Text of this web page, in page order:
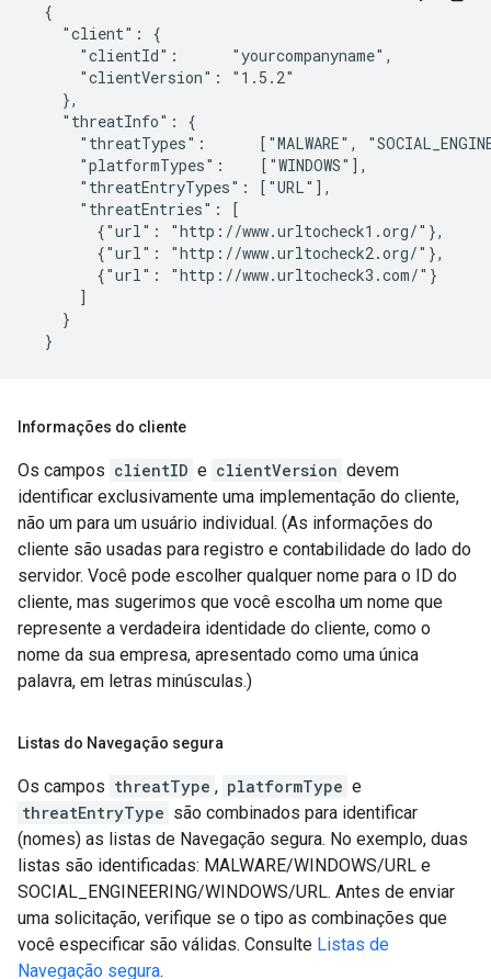
  {
    "client": {
      "clientId":      "yourcompanyname",
      "clientVersion": "1.5.2"
    },
    "threatInfo": {
"threatTypes":      ["MALWARE",
      "platformTypes":    ["WINDOWS"],
      "threatEntryTypes": ["URL"],
      "threatEntries": [
        {"url": "http://www.urltocheck1.org/"},
        {"url": "http://www.urltocheck2.org/"},
        {"url": "http://www.urltocheck3.com/"}
      ]
    }
  }
Informações do cliente
Os campos clientID e clientVersion devem
identificar exclusivamente uma implementação do cliente,
não um para um usuário individual. (As informações do
cliente são usadas para registro e contabilidade do lado do
servidor. Você pode escolher qualquer nome para o ID do
cliente, mas sugerimos que você escolha um nome que
represente a verdadeira identidade do cliente, como o
nome da sua empresa, apresentado como uma única
palavra, em letras minúsculas.)
Listas do Navegação segura
Os campos threatType , platformType e
threatEntryType são combinados para identificar
(nomes) as listas de Navegação segura. No exemplo, duas
listas são identificadas: MALWARE/WINDOWS/URL e
SOCIAL_ENGINEERING/WINDOWS/URL. Antes de enviar
uma solicitação, verifique se o tipo as combinações que
você especificar são válidas. Consulte Listas de
Navegação segura.